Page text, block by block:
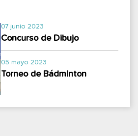
07 junio 2023
Concurso de Dibujo
05 mayo 2023
Torneo de Bádminton